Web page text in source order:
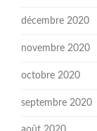
décembre 2020
novembre 2020
octobre 2020
septembre 2020